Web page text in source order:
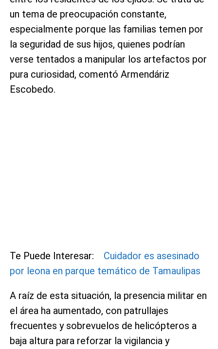
un tema de preocupación constante,
especialmente porque las familias temen por
la seguridad de sus hijos, quienes podrían
verse tentados a manipular los artefactos por
pura curiosidad, comentó Armendáriz
Escobedo.
Te Puede Interesar: Cuidador es asesinado
por leona en parque temático de Tamaulipas
A raíz de esta situación, la presencia militar en
el área ha aumentado, con patrullajes
frecuentes y sobrevuelos de helicópteros a
baja altura para reforzar la vigilancia y